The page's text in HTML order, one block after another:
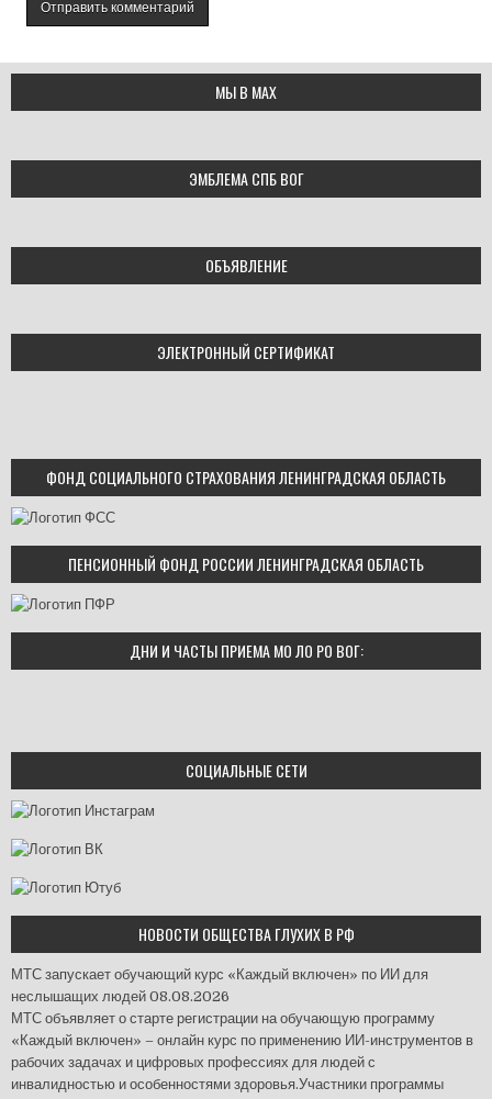
МЫ В МАХ
ЭМБЛЕМА СПБ ВОГ
ОБЪЯВЛЕНИЕ
ЭЛЕКТРОННЫЙ СЕРТИФИКАТ
ФОНД СОЦИАЛЬНОГО СТРАХОВАНИЯ ЛЕНИНГРАДСКАЯ ОБЛАСТЬ
ПЕНСИОННЫЙ ФОНД РОССИИ ЛЕНИНГРАДСКАЯ ОБЛАСТЬ
ДНИ И ЧАСТЫ ПРИЕМА МО ЛО РО ВОГ:
СОЦИАЛЬНЫЕ СЕТИ
НОВОСТИ ОБЩЕСТВА ГЛУХИХ В РФ
МТС запускает обучающий курс «Каждый включен» по ИИ для
неслышащих людей 08.08.2026
МТС объявляет о старте регистрации на обучающую программу
«Каждый включен» – онлайн курс по применению ИИ-инструментов в
рабочих задачах и цифровых профессиях для людей с
инвалидностью и особенностями здоровья.Участники программы